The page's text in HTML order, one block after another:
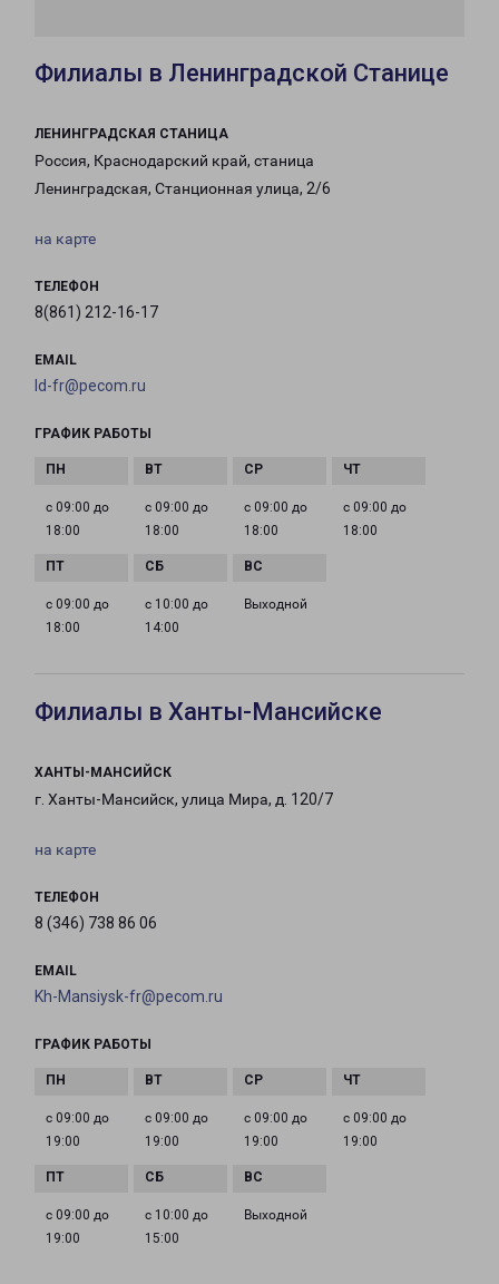
Филиалы в Ленинградской Станице
ЛЕНИНГРАДСКАЯ СТАНИЦА
Россия, Краснодарский край, станица
Ленинградская, Станционная улица, 2/6
на карте
ТЕЛЕФОН
8(861) 212-16-17
EMAIL
ld-fr@pecom.ru
ГРАФИК РАБОТЫ
с 09:00 до
18:00
с 09:00 до
18:00
с 09:00 до
18:00
с 09:00 до
18:00
с 09:00 до
18:00
с 10:00 до
14:00
Выходной
Филиалы в Ханты-Мансийске
ХАНТЫ-МАНСИЙСК
г. Ханты-Мансийск, улица Мира, д. 120/7
на карте
ТЕЛЕФОН
8 (346) 738 86 06
EMAIL
Kh-Mansiysk-fr@pecom.ru
ГРАФИК РАБОТЫ
с 09:00 до
19:00
с 09:00 до
19:00
с 09:00 до
19:00
с 09:00 до
19:00
с 09:00 до
19:00
с 10:00 до
15:00
Выходной